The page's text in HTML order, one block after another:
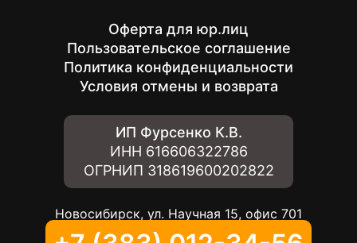
Оферта для юр.лиц
Пользовательское соглашение
Политика конфиденциальности
Условия отмены и возврата
ИП Фурсенко К.В.
ИНН 616606322786
ОГРНИП 318619600202822
Новосибирск, ул. Научная 15, офис 701